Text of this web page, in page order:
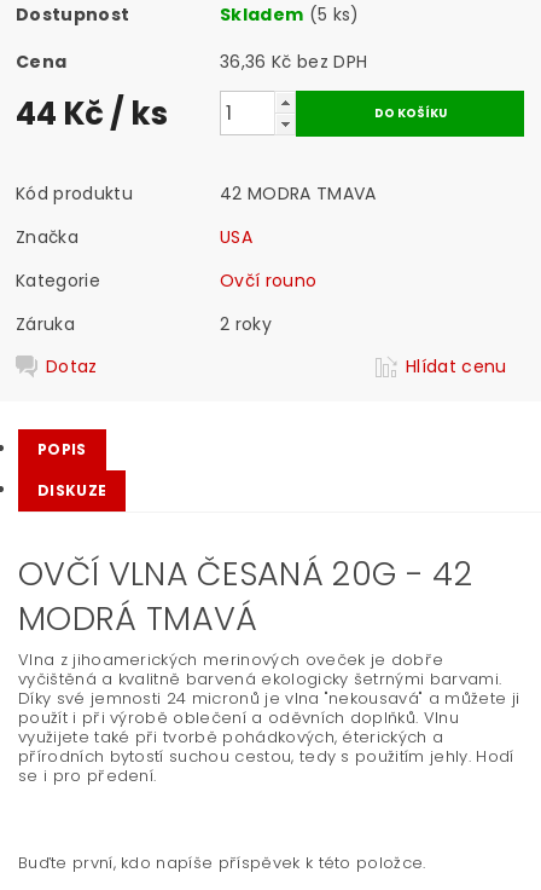
Dostupnost Skladem (5 ks)
Cena
36,36 Kč bez DPH
44 Kč/ ks
Kód produktu
42 MODRA TMAVA
Značka
USA
Kategorie
Ovčí rouno
Záruka
2 roky
Dotaz
Hlídat cenu
POPIS
DISKUZE
OVČÍ VLNA ČESANÁ 20G - 42
MODRÁ TMAVÁ
Vlna z jihoamerických merinových oveček je dobře
vyčištěná a kvalitně barvená ekologicky šetrnými barvami.
Díky své jemnosti 24 micronů je vlna "nekousavá" a můžete ji
použít i při výrobě oblečení a oděvních doplňků. Vlnu
využijete také při tvorbě pohádkových, éterických a
přírodních bytostí suchou cestou, tedy s použitím jehly. Hodí
se i pro předení.
Buďte první, kdo napíše příspěvek k této položce.